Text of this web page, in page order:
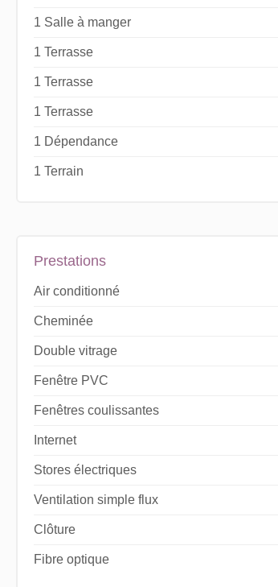
1 Salle à manger
1 Terrasse
1 Terrasse
1 Terrasse
1 Dépendance
1 Terrain
Prestations
Air conditionné
Cheminée
Double vitrage
Fenêtre PVC
Fenêtres coulissantes
Internet
Stores électriques
Ventilation simple flux
Clôture
Fibre optique